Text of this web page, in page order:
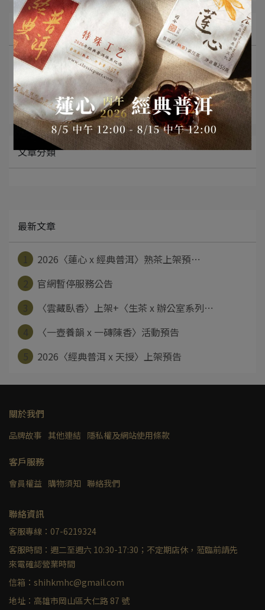
所有文章主題
最新消息
茶知識分享
影音分享
文章分類
最新文章
2026〈蓮心 x 經典普洱〉熟茶上架預⋯
官網暫停服務公告
〈雲藏臥香〉上架+〈生茶 x 辦公室系列⋯
〈一壺養韻 x 一磚陳香〉活動預告
2026〈經典普洱 x 天授〉上架預告
關於我們
品牌故事 其他連結 隱私權及網站使用條款
客戶服務
會員權益 購物須知 聯絡我們
聯絡資訊
客服專線：07-6219324
客服時間：週二至週六 10:30-17:30；不定期店休，蒞臨前請先
來電確認營業時間
信箱：shihkmhc@gmail.com
地址：高雄市岡山區大仁路 87 號